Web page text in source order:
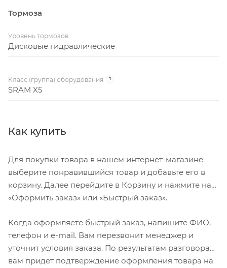
Тормоза
Уровень тормозов
Дисковые гидравлические
Класс (группа) оборудования ?
SRAM X5
Как купить
Для покупки товара в нашем интернет-магазине
выберите понравившийся товар и добавьте его в
корзину. Далее перейдите в Корзину и нажмите на
«Оформить заказ» или «Быстрый заказ».
Когда оформляете быстрый заказ, напишите ФИО,
телефон и e-mail. Вам перезвонит менеджер и
уточнит условия заказа. По результатам разговора
вам придет подтверждение оформления товара на